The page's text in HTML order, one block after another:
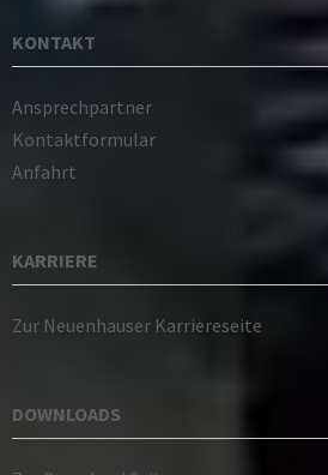
KONTAKT
Ansprechpartner
Kontaktformular
Anfahrt
KARRIERE
Zur Neuenhauser Karriereseite
DOWNLOADS